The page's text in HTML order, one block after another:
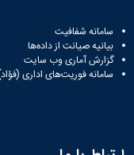
سامانه شفافیت
بیانیه صیانت از داده‌ها
گزارش آماری وب‌ سایت
سامانه فوریت‌های اداری (فؤاد)